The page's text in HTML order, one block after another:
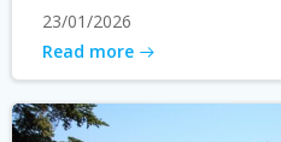
23/01/2026
Read more